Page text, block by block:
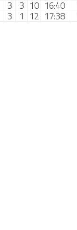
3 3 10 16:40
3 1 12 17:38